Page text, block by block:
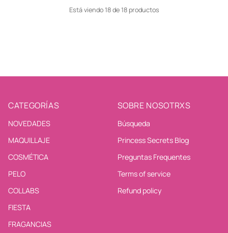
Está viendo 18 de 18 productos
CATEGORÍAS
NOVEDADES
MAQUILLAJE
COSMÉTICA
PELO
COLLABS
FIESTA
FRAGANCIAS
SOBRE NOSOTRXS
Búsqueda
Princess Secrets Blog
Preguntas Frequentes
Terms of service
Refund policy